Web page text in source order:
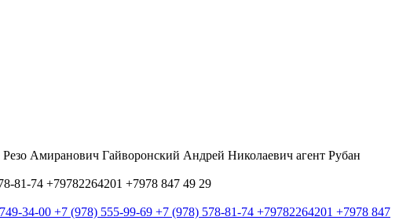
Амиранович Гайворонский Андрей Николаевич агент Рубан
81-74 +79782264201 +7978 847 49 29
34-00 +7 (978) 555-99-69 +7 (978) 578-81-74 +79782264201 +7978 847